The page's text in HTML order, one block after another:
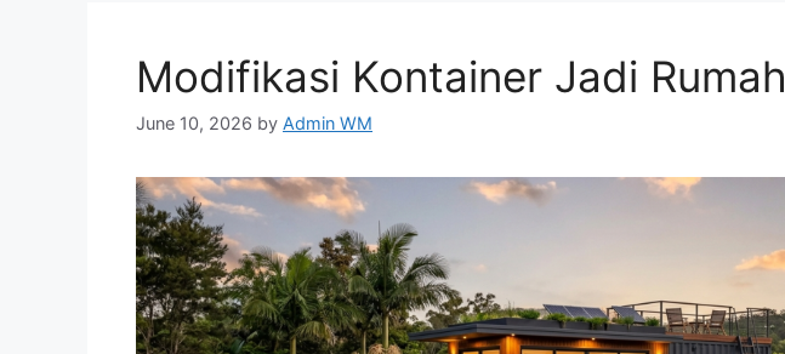
Modifikasi Kontainer Jadi Rumah
June 10, 2026 by Admin WM